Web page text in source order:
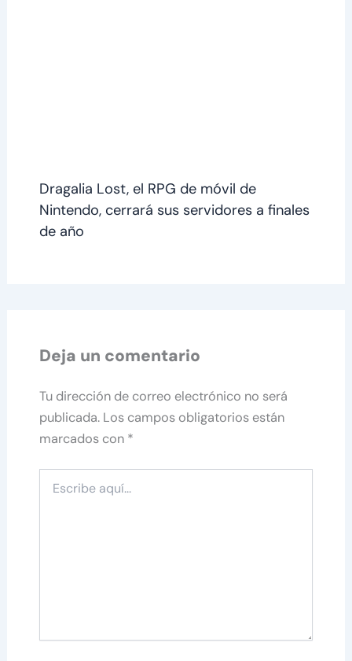
Dragalia Lost, el RPG de móvil de
Nintendo, cerrará sus servidores a finales
de año
Deja un comentario
Tu dirección de correo electrónico no será
publicada. Los campos obligatorios están
marcados con *
aquí...